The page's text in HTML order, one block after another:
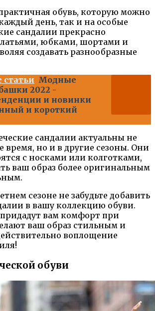
обувь, которую можно
день, так и на особые
сандалии прекрасно
юбками, шортами и
создавать разнообразные
Модные
2022 -
и новинки
и короткий
сандалии актуальны не
время, но и в другие сезоны. Они
с носками или колготками,
ваш образ более оригинальным
сезоне не забудьте добавить
в вашу коллекцию обуви.
вам комфорт при
ваш образ стильным и
воплощение
обуви